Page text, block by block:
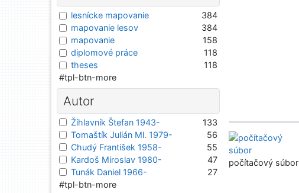
počítačový súbor
lesnícke mapovanie
384
mapovanie lesov
384
mapovanie
158
diplomové práce
118
theses
118
#tpl-btn-more
Autor
Žíhlavník Štefan 1943-
133
Tomaštík Julián Ml. 1979-
56
Chudý František 1958-
55
Kardoš Miroslav 1980-
47
Tunák Daniel 1966-
27
#tpl-btn-more